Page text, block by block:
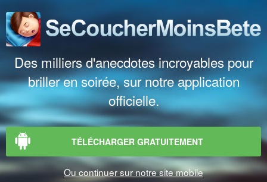
Des milliers d'anecdotes incroyables pour
briller en soirée, sur notre application
officielle.
TÉLÉCHARGER GRATUITEMENT
Ou continuer sur notre site mobile